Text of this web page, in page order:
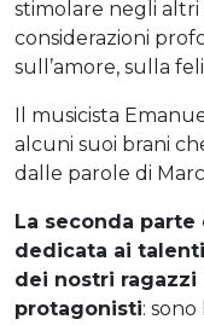
stimolare negli altri
considerazioni
sull’amore, sulla
Il musicista
alcuni suoi brani
dalle parole di
La seconda
dedicata ai
dei nostri
protagonisti: